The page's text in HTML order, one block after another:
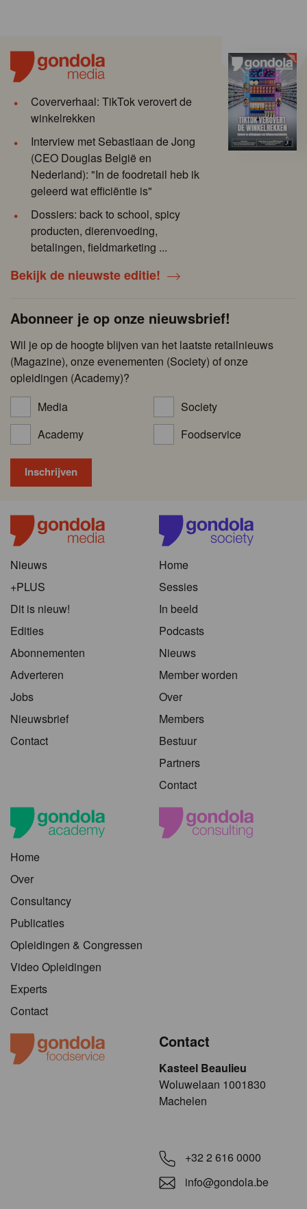
Coververhaal: TikTok verovert de
winkelrekken
Interview met Sebastiaan de Jong
(CEO Douglas België en
Nederland): "In de foodretail heb ik
geleerd wat efficiëntie is"
Dossiers: back to school, spicy
producten, dierenvoeding,
betalingen, fieldmarketing ...
Bekijk de nieuwste editie!
Abonneer je op onze nieuwsbrief!
Wil je op de hoogte blijven van het laatste retailnieuws
(Magazine), onze evenementen (Society) of onze
opleidingen (Academy)?
Media
Society
Academy
Foodservice
Nieuws
+PLUS
Dit is nieuw!
Edities
Abonnementen
Adverteren
Jobs
Nieuwsbrief
Contact
Home
Sessies
In beeld
Podcasts
Nieuws
Member worden
Over
Members
Bestuur
Partners
Contact
Home
Over
Consultancy
Publicaties
Opleidingen & Congressen
Video Opleidingen
Experts
Contact
Contact
Kasteel Beaulieu
​​​Woluwelaan 1001830
Machelen
+32 2 616 0000
info@gondola.be